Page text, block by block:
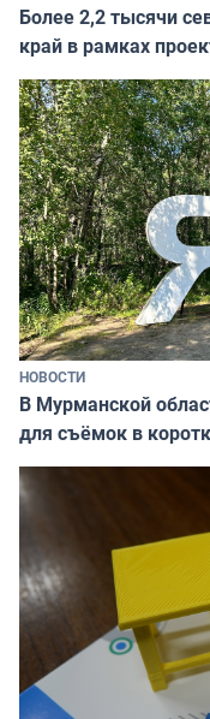
Более 2,2 тысячи
край в рамках
НОВОСТИ
В Мурманской
для съёмок в